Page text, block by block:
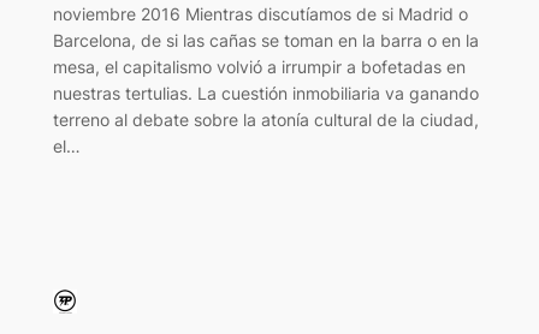
noviembre 2016 Mientras discutíamos de si Madrid o
Barcelona, de si las cañas se toman en la barra o en la
mesa, el capitalismo volvió a irrumpir a bofetadas en
nuestras tertulias. La cuestión inmobiliaria va ganando
terreno al debate sobre la atonía cultural de la ciudad,
el…